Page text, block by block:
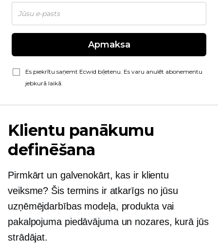
Apmaksa
Es piekrītu saņemt Ecwid biļetenu. Es varu anulēt abonementu
jebkurā laikā.
Klientu panākumu
definēšana
Pirmkārt un galvenokārt, kas ir klientu
veiksme? Šis termins ir atkarīgs no jūsu
uzņēmējdarbības modeļa, produkta vai
pakalpojuma piedāvājuma un nozares, kurā jūs
strādājat.